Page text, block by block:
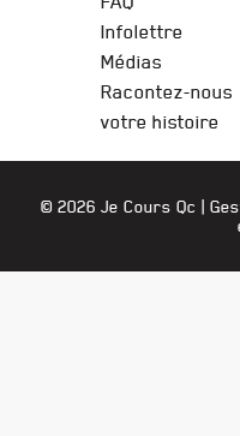
Infolettre
Médias
Racontez-nous
votre histoire
© 2026 Je Cours Qc |